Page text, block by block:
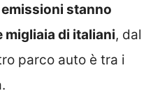
stanno
migliaia di italiani, dal
parco auto è tra i